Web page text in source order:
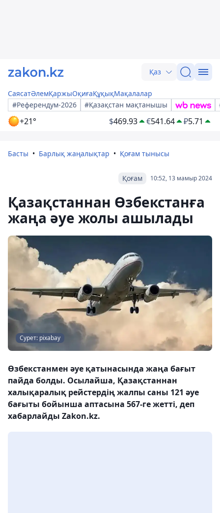
Қаз
СаясатӘлемҚаржыОқиғаҚұқықМақалалар
#Референдум-2026
#Қазақстан мақтанышы
+21° $469.93 €541.64 ₽5.71
Басты Барлық жаңалықтар Қоғам тынысы
10:52, 13 мамыр 2024
Қоғам
Қазақстаннан Өзбекстанға
жаңа әуе жолы ашылады
Сурет: pixabay
Өзбекстанмен әуе қатынасында жаңа бағыт
пайда болды. Осылайша, Қазақстаннан
халықаралық рейстердің жалпы саны 121 әуе
бағыты бойынша аптасына 567-ге жетті, деп
хабарлайды Zakon.kz.